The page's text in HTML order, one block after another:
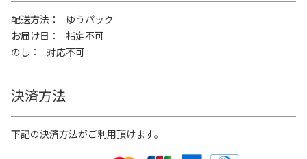
配送方法
ゆうパック
お届け日
指定不可
のし
対応不可
決済方法
下記の決済方法がご利用頂けます。